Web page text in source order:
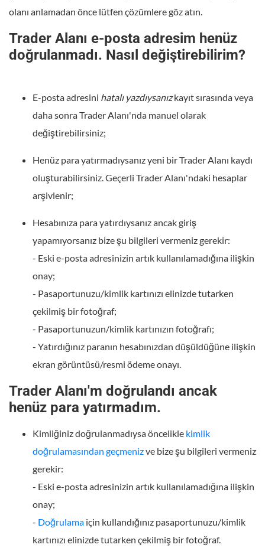
olanı anlamadan önce lütfen çözümlere göz atın.
Trader Alanı e-posta adresim henüz
doğrulanmadı. Nasıl değiştirebilirim?
E-posta adresini hatalı yazdıysanızkayıt sırasında veya
daha sonra Trader Alanı'nda manuel olarak
değiştirebilirsiniz;
Henüz para yatırmadıysanız yeni bir Trader Alanı kaydı
oluşturabilirsiniz. Geçerli Trader Alanı'ndaki hesaplar
arşivlenir;
Hesabınıza para yatırdıysanız ancak giriş
yapamıyorsanız bize şu bilgileri vermeniz gerekir:
- Eski e-posta adresinizin artık kullanılamadığına ilişkin
onay;
- Pasaportunuzu/kimlik kartınızı elinizde tutarken
çekilmiş bir fotoğraf;
- Pasaportunuzun/kimlik kartınızın fotoğrafı;
- Yatırdığınız paranın hesabınızdan düşüldüğüne ilişkin
ekran görüntüsü/resmi ödeme onayı.
Trader Alanı'm doğrulandı ancak
henüz para yatırmadım.
Kimliğiniz doğrulanmadıysa öncelikle kimlik
doğrulamasından geçmenizve bize şu bilgileri vermeniz
gerekir:
- Eski e-posta adresinizin artık kullanılamadığına ilişkin
onay;
- Doğrulama için kullandığınız pasaportunuzu/kimlik
kartınızı elinizde tutarken çekilmiş bir fotoğraf.